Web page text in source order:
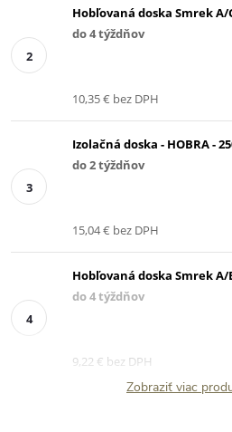
Hobľovaná doska Smrek A/
do 4 týždňov
10,35 € bez DPH
Izolačná doska - HOBRA -
do 2 týždňov
15,04 € bez DPH
Hobľovaná doska Smrek A/
do 4 týždňov
9,22 € bez DPH
Zobraziť viac